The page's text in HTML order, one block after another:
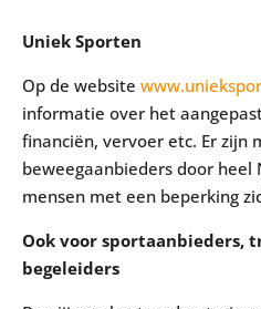
Uniek Sporten
Op de website
informatie over het
financiën, vervoer etc. Er zijn
beweegaanbieders door heel
mensen met een beperking
Ook voor sportaanbieders,
begeleiders